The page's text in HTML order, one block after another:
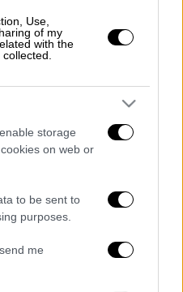
Use,
of my
with the
storage
on web or
to be sent to
purposes.
me
προσκάλεσε
αποκάλυψε πως
περισσότερο
της έχει μάθει πως
πιο χαλαρή γιατί
κάποιες φορές.